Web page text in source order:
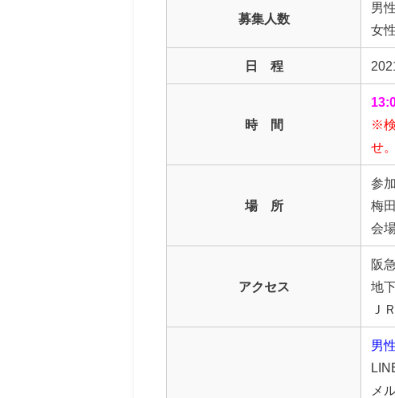
募集人数
男
女
日 程
時 間
※検
せ。
場 所
参
梅
会
アクセス
阪
地
Ｊ
男性
メ